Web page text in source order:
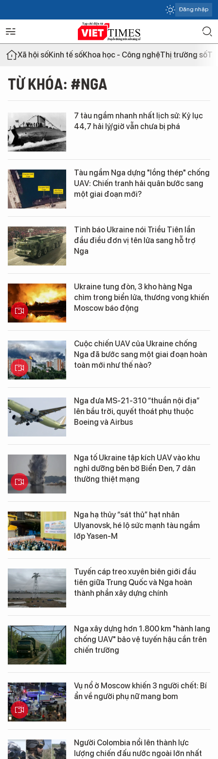
Đăng nhập
Xã hội sốKinh tế sốKhoa học - Công nghệThị trường số
TỪ KHÓA: #NGA
7 tàu ngầm nhanh nhất lịch sử: Kỷ lục
44,7 hải lý/giờ vẫn chưa bị phá
Tàu ngầm Nga dựng "lồng thép" chống
UAV: Chiến tranh hải quân bước sang
một giai đoạn mới?
Tình báo Ukraine nói Triều Tiên lần
đầu điều đơn vị tên lửa sang hỗ trợ
Nga
Ukraine tung đòn, 3 kho hàng Nga
chìm trong biển lửa, thương vong khiến
Moscow báo động
Cuộc chiến UAV của Ukraine chống
Nga đã bước sang một giai đoạn hoàn
toàn mới như thế nào?
Nga đưa MS-21-310 “thuần nội địa”
lên bầu trời, quyết thoát phụ thuộc
Boeing và Airbus
Nga tố Ukraine tập kích UAV vào khu
nghỉ dưỡng bên bờ Biển Đen, 7 dân
thường thiệt mạng
Nga hạ thủy “sát thủ” hạt nhân
Ulyanovsk, hé lộ sức mạnh tàu ngầm
lớp Yasen-M
Tuyến cáp treo xuyên biên giới đầu
tiên giữa Trung Quốc và Nga hoàn
thành phần xây dựng chính
Nga xây dựng hơn 1.800 km "hành lang
chống UAV" bảo vệ tuyến hậu cần trên
chiến trường
Vụ nổ ở Moscow khiến 3 người chết: Bí
ẩn về người phụ nữ mang bom
Người Colombia nổi lên thành lực
lượng chiến đấu nước ngoài lớn nhất